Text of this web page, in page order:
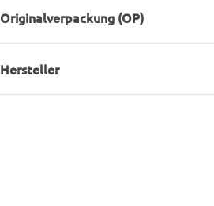
Originalverpackung (OP)
Hersteller